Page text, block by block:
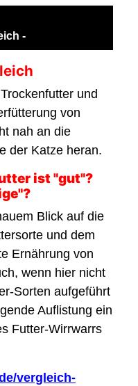
-
und
von
nah an die
der Katze heran.
ist "gut"?
Blick auf die
und dem
Ernährung von
wenn hier nicht
Sorten aufgeführt
Auflistung ein
Futter-Wirrwarrs
vergleich-